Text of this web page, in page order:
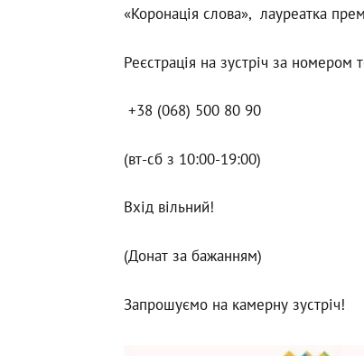
«Коронація слова», лауреатка
Реєстрація на зустріч за номером
+38 (068) 500 80 90
(вт-сб з 10:00-19:00)
Вхід вільний!
(Донат за бажанням)
Запрошуємо на камерну зустріч!